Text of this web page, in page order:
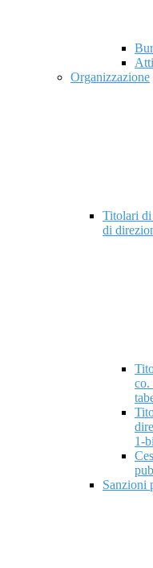
Organizzazione
Titolari
di
co.
1-
Sanzioni